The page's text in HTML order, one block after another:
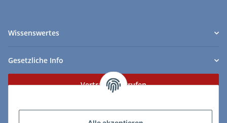
Wissenswertes
Gesetzliche Info
Vertrag widerrufen